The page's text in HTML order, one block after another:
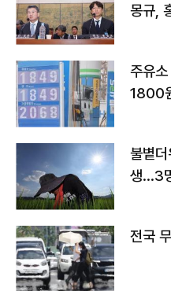
몽규,
주유
1800
불볕
생…3
전국